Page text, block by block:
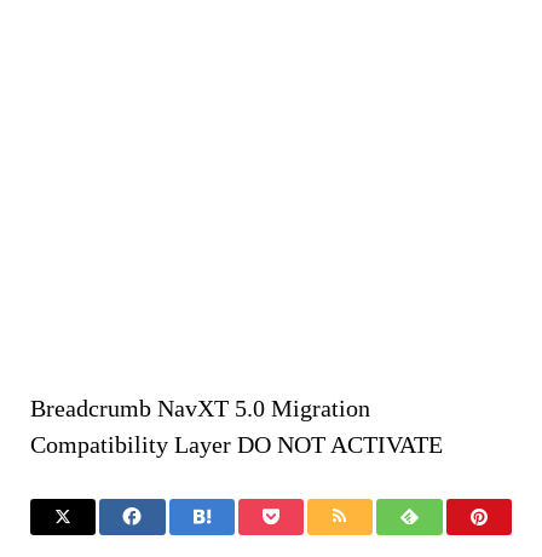
Breadcrumb NavXT 5.0 Migration
Compatibility Layer DO NOT ACTIVATE